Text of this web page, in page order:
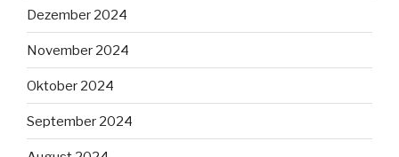
Dezember 2024
November 2024
Oktober 2024
September 2024